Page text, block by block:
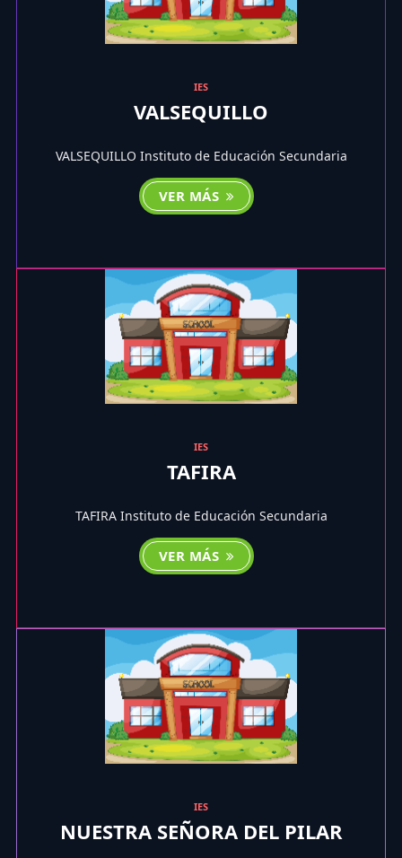
IES
VALSEQUILLO
VALSEQUILLO Instituto de Educación Secundaria
VER MÁS
IES
TAFIRA
TAFIRA Instituto de Educación Secundaria
VER MÁS
IES
NUESTRA SEÑORA DEL PILAR